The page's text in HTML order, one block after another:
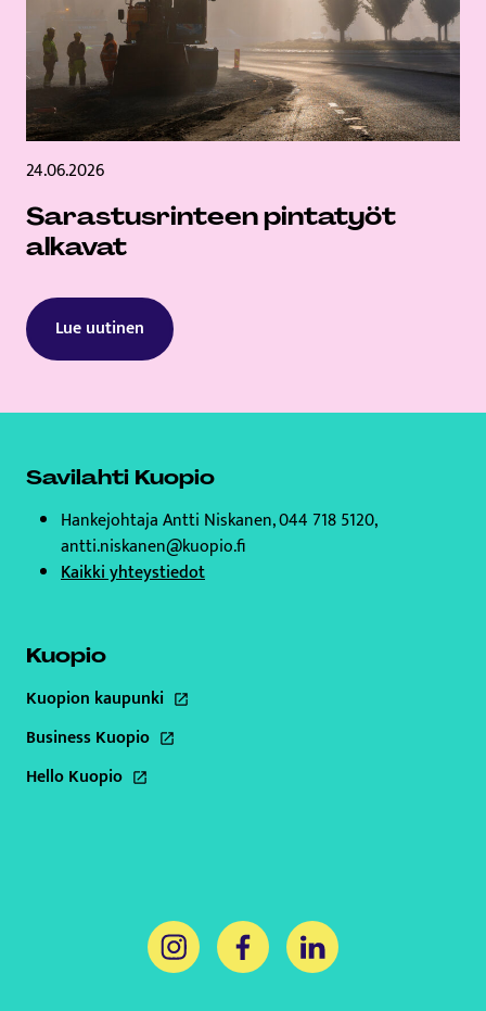
24.06.2026
Sarastusrinteen pintatyöt
alkavat
Lue uutinen
Savilahti Kuopio
Hankejohtaja Antti Niskanen, 044 718 5120,
antti.niskanen@kuopio.fi
Kaikki yhteystiedot
Kuopio
Kuopion kaupunki
Tämä linkki aukeaa uuteen välilehteen
Business Kuopio
Tämä linkki aukeaa uuteen välilehteen
Hello Kuopio
Tämä linkki aukeaa uuteen välilehteen
Tämä linkki aukeaa uuteen välilehteen
Tämä linkki aukeaa uuteen
Tämä linkki aukeaa